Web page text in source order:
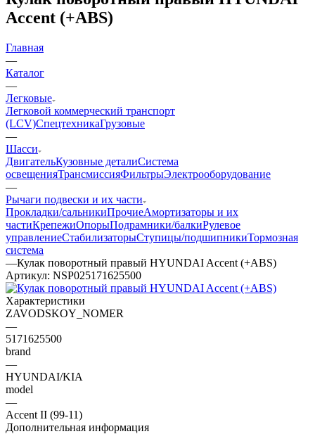
Accent (+ABS)
Главная
—
Каталог
—
Легковые
Легковой коммерческий транспорт
(LCV)СпецтехникаГрузовые
—
Шасси
ДвигательКузовные деталиСистема
освещенияТрансмиссияФильтрыЭлектрооборудование
—
Рычаги подвески и их части
Прокладки/сальникиПрочиеАмортизаторы и их
частиКрепежиОпорыПодрамники/балкиРулевое
управлениеСтабилизаторыСтупицы/подшипникиТормозная
система
—Кулак поворотный правый HYUNDAI Accent (+ABS)
Артикул: NSP025171625500
Характеристики
ZAVODSKOY_NOMER
—
5171625500
brand
—
HYUNDAI/KIA
model
—
Accent II (99-11)
Дополнительная информация